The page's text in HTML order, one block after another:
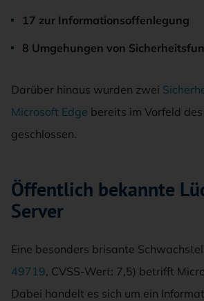
17 zur Informationsoffenlegung
8 Umgehungen von
Darüber hinaus wurden zwei
Microsoft Edge bereits im Vorfeld
geschlossen.
Öffentlich bekannte
Server
Eine besonders brisante
49719, CVSS-Wert: 7,5) betrifft
Dabei handelt es sich um ein